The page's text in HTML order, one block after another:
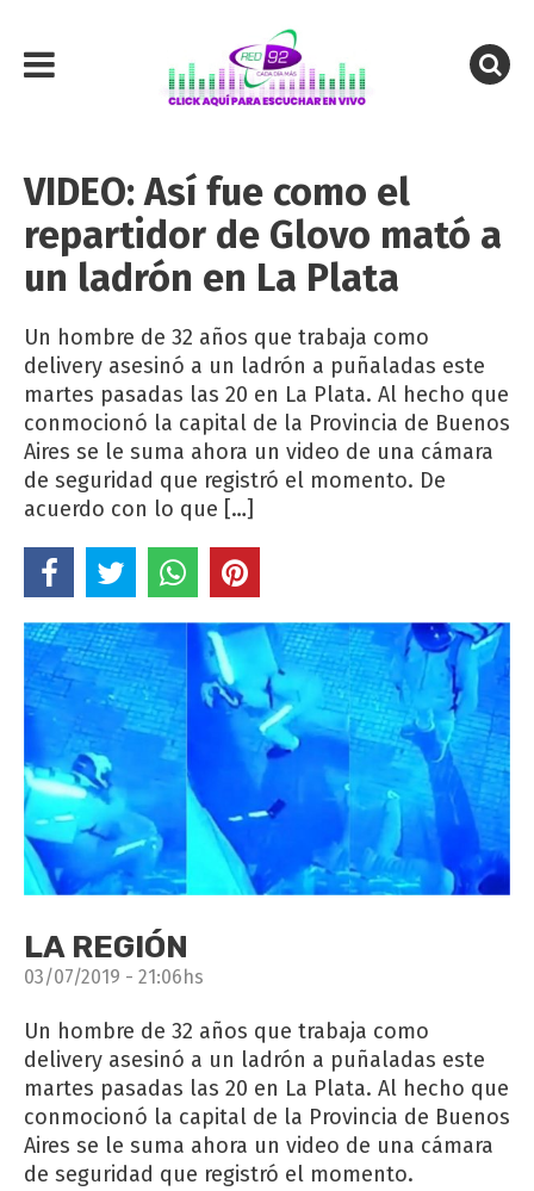
VIDEO: Así fue como el
repartidor de Glovo mató a
un ladrón en La Plata
Un hombre de 32 años que trabaja como
delivery asesinó a un ladrón a puñaladas este
martes pasadas las 20 en La Plata. Al hecho que
conmocionó la capital de la Provincia de Buenos
Aires se le suma ahora un video de una cámara
de seguridad que registró el momento. De
acuerdo con lo que […]
LA REGIÓN
03/07/2019 - 21:06hs
Un hombre de 32 años que trabaja como
delivery asesinó a un ladrón a puñaladas este
martes pasadas las 20 en La Plata. Al hecho que
conmocionó la capital de la Provincia de Buenos
Aires se le suma ahora un video de una cámara
de seguridad que registró el momento.